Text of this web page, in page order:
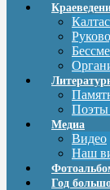
Поэты
Медиа
Видео
Наш
Год